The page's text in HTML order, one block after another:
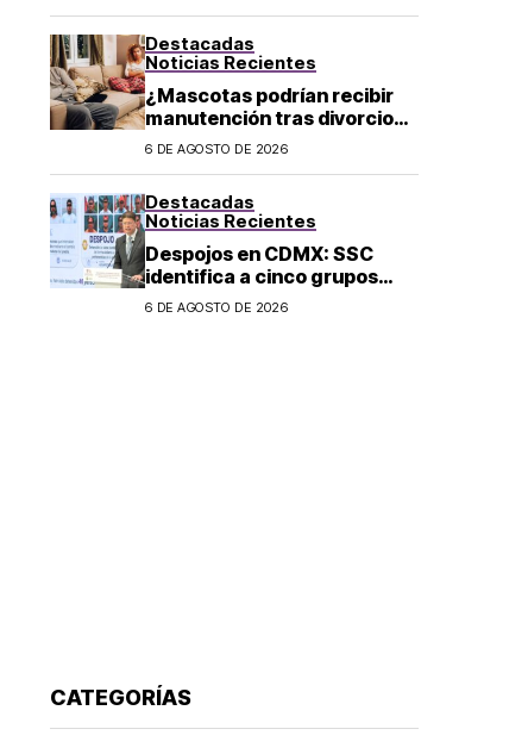
Destacadas
Noticias Recientes
¿Mascotas podrían recibir
manutención tras divorcio
de sus dueños en CDMX?
6 DE AGOSTO DE 2026
Destacadas
Noticias Recientes
Despojos en CDMX: SSC
identifica a cinco grupos
criminales vinculados a este
6 DE AGOSTO DE 2026
CATEGORÍAS